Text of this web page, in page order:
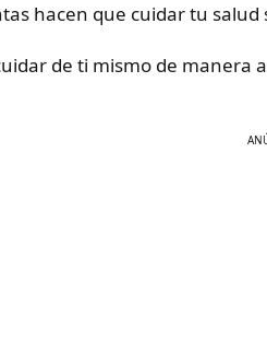
hacen que cuidar tu salud
de ti mismo de manera